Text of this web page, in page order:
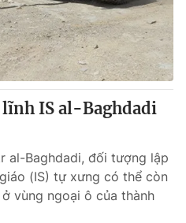
IS al-Baghdadi
al-Baghdadi, đối tượng lập
(IS) tự xưng có thể còn
vùng ngoại ô của thành